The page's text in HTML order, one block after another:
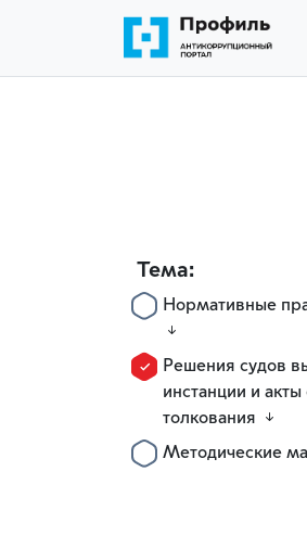
Тема:
Нормативные
Решения судов
инстанции и
толкования
Методические